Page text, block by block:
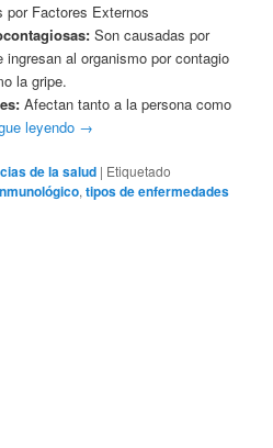
por Factores Externos
Son causadas por
ingresan al organismo por contagio
la gripe.
Afectan tanto a la persona como
leyendo →
de la salud | Etiquetado
,tipos de enfermedades